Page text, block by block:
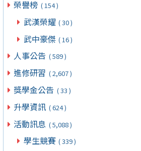
榮譽榜 ( 154 )
武漢榮耀 ( 30 )
武中豪傑 ( 16 )
人事公告 ( 589 )
進修研習 ( 2,607 )
獎學金公告 ( 33 )
升學資訊 ( 624 )
活動訊息 ( 5,088 )
學生競賽 ( 339 )